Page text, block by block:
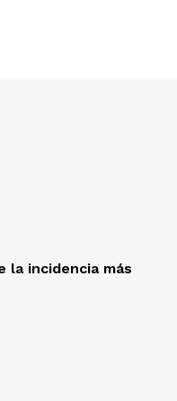
la incidencia más